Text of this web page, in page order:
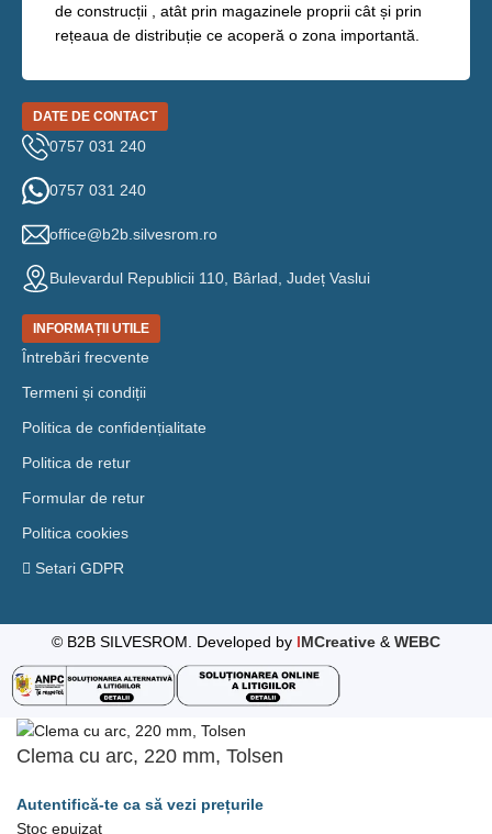
de construcții , atât prin magazinele proprii cât și prin
rețeaua de distribuție ce acoperă o zona importantă.
DATE DE CONTACT
0757 031 240
0757 031 240
office@b2b.silvesrom.ro
Bulevardul Republicii 110, Bârlad, Județ Vaslui
INFORMAȚII UTILE
Întrebări frecvente
Termeni și condiții
Politica de confidențialitate
Politica de retur
Formular de retur
Politica cookies
Setari GDPR
© B2B SILVESROM. Developed by IMCreative & WEBC
Clema cu arc, 220 mm, Tolsen
Stoc epuizat